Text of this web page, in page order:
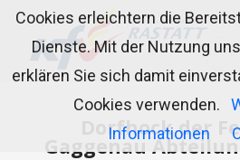
Dorfhock der
Gaggenau
Cookies erleichtern die
Dienste. Mit der Nutzung
erklären Sie sich damit
Cookies verwenden.
Informationen